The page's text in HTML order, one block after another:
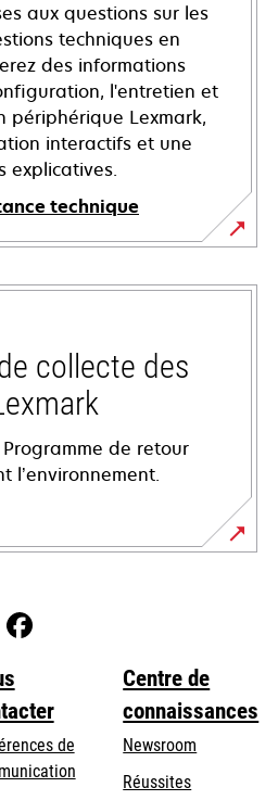
aux questions sur les
techniques en
des informations
l'entretien et
périphérique Lexmark,
interactifs et une
explicatives.
technique
collecte des
de retour
l’environnement.
de
Centre de
connaissances
Newsroom
Réussites